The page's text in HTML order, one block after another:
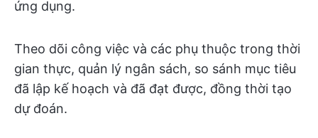
ứng dụng.
Theo dõi công việc và các phụ thuộc trong thời
gian thực, quản lý ngân sách, so sánh mục tiêu
đã lập kế hoạch và đã đạt được, đồng thời tạo
dự đoán.